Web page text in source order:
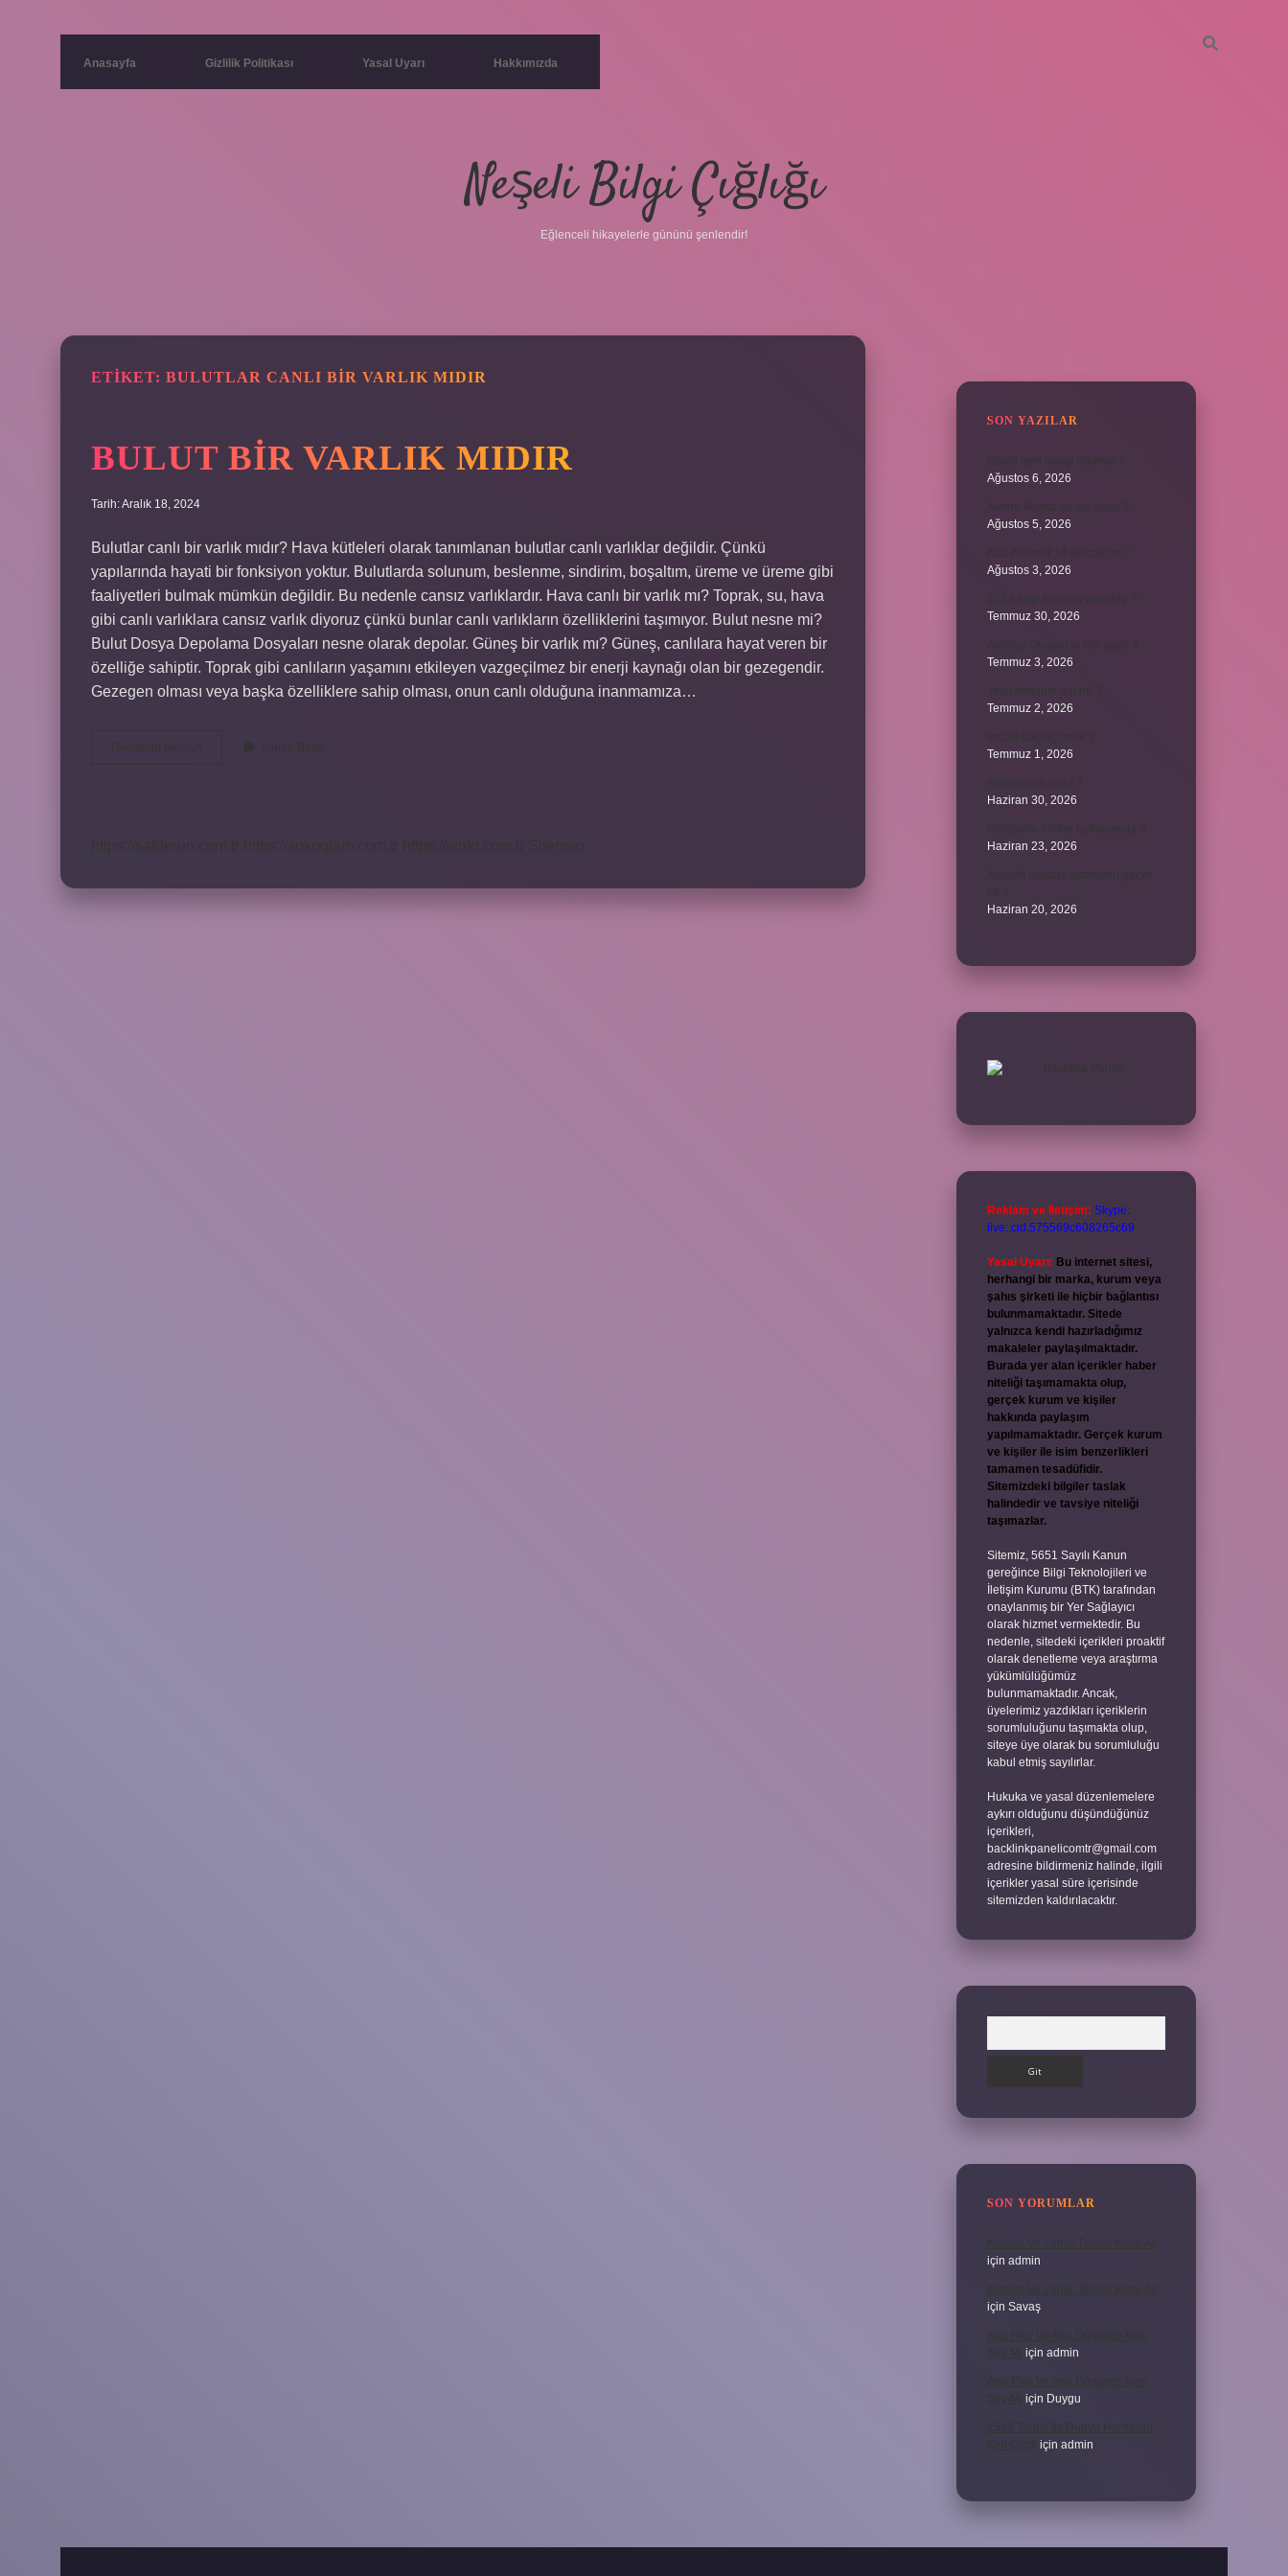
Anasayfa Gizlilik Politikası Yasal Uyarı Hakkımızda
Neşeli Bilgi Çığlığı
Eğlenceli hikayelerle gününü şenlendir!
ETIKET: BULUTLAR CANLI BIR VARLIK MIDIR
BULUT BIR VARLIK MIDIR
Tarih: Aralık 18, 2024
Bulutlar canlı bir varlık mıdır? Hava kütleleri olarak tanımlanan bulutlar canlı varlıklar değildir. Çünkü
yapılarında hayati bir fonksiyon yoktur. Bulutlarda solunum, beslenme, sindirim, boşaltım, üreme ve üreme gibi
faaliyetleri bulmak mümkün değildir. Bu nedenle cansız varlıklardır. Hava canlı bir varlık mı? Toprak, su, hava
gibi canlı varlıklara cansız varlık diyoruz çünkü bunlar canlı varlıkların özelliklerini taşımıyor. Bulut nesne mi?
Bulut Dosya Depolama Dosyaları nesne olarak depolar. Güneş bir varlık mı? Güneş, canlılara hayat veren bir
özelliğe sahiptir. Toprak gibi canlıların yaşamını etkileyen vazgeçilmez bir enerji kaynağı olan bir gezegendir.
Gezegen olması veya başka özelliklere sahip olması, onun canlı olduğuna inanmamıza…
https://safderun.com.tr
SON YAZILAR
Ağustos 6, 2026
Ağustos 5, 2026
Ağustos 3, 2026
Temmuz 30, 2026
Temmuz 3, 2026
Temmuz 2, 2026
Temmuz 1, 2026
Haziran 30, 2026
Haziran 23, 2026
Haziran 20, 2026
Reklam ve İletişim: Skype:
live:.cid.575569c608265c69
Yasal Uyarı: Bu internet sitesi,
herhangi bir marka, kurum veya
şahıs şirketi ile hiçbir bağlantısı
bulunmamaktadır. Sitede
yalnızca kendi hazırladığımız
makaleler paylaşılmaktadır.
Burada yer alan içerikler haber
niteliği taşımamakta olup,
gerçek kurum ve kişiler
hakkında paylaşım
yapılmamaktadır. Gerçek kurum
ve kişiler ile isim benzerlikleri
tamamen tesadüfidir.
Sitemizdeki bilgiler taslak
halindedir ve tavsiye niteliği
taşımazlar.
Sitemiz, 5651 Sayılı Kanun
gereğince Bilgi Teknolojileri ve
İletişim Kurumu (BTK) tarafından
onaylanmış bir Yer Sağlayıcı
olarak hizmet vermektedir. Bu
nedenle, sitedeki içerikleri proaktif
olarak denetleme veya araştırma
yükümlülüğümüz
bulunmamaktadır. Ancak,
üyelerimiz yazdıkları içeriklerin
sorumluluğunu taşımakta olup,
siteye üye olarak bu sorumluluğu
kabul etmiş sayılırlar.
Hukuka ve yasal düzenlemelere
aykırı olduğunu düşündüğünüz
içerikleri,
backlinkpanelicomtr@gmail.com
adresine bildirmeniz halinde, ilgili
içerikler yasal süre içerisinde
sitemizden kaldırılacaktır.
SON YORUMLAR
Kumun Ve Zuhûr Teorisi Kime Ait
için admin
Kumun Ve Zuhûr Teorisi Kime Ait
için Savaş
Ana Fikir Ve Ana Düşünce Aynı
Şey Mi
için admin
Ana Fikir Ve Ana Düşünce Aynı
Şey Mi
için Duygu
1513 Tarihli Ilk Dünya Haritasını
Kim Çizdi
için admin